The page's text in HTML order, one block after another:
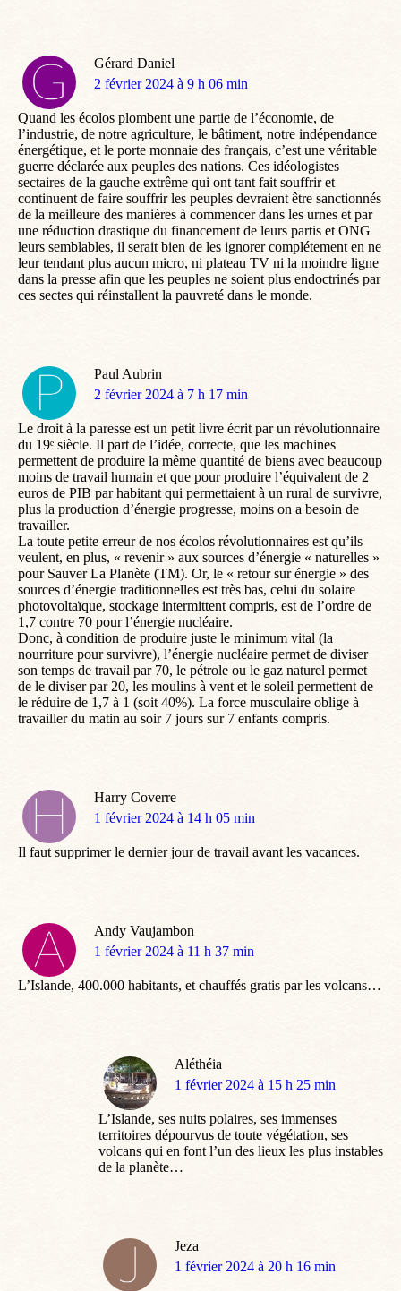
Gérard Daniel
dit
2 février 2024 à 9 h 06 min
Quand les écolos plombent une partie de l’économie, de
l’industrie, de notre agriculture, le bâtiment, notre indépendance
énergétique, et le porte monnaie des français, c’est une véritable
guerre déclarée aux peuples des nations. Ces idéologistes
sectaires de la gauche extrême qui ont tant fait souffrir et
continuent de faire souffrir les peuples devraient être sanctionnés
de la meilleure des manières à commencer dans les urnes et par
une réduction drastique du financement de leurs partis et ONG
leurs semblables, il serait bien de les ignorer complétement en ne
leur tendant plus aucun micro, ni plateau TV ni la moindre ligne
dans la presse afin que les peuples ne soient plus endoctrinés par
ces sectes qui réinstallent la pauvreté dans le monde.
Paul Aubrin
dit
2 février 2024 à 7 h 17 min
Le droit à la paresse est un petit livre écrit par un révolutionnaire
du 19ᵉ siècle. Il part de l’idée, correcte, que les machines
permettent de produire la même quantité de biens avec beaucoup
moins de travail humain et que pour produire l’équivalent de 2
euros de PIB par habitant qui permettaient à un rural de survivre,
plus la production d’énergie progresse, moins on a besoin de
travailler.
La toute petite erreur de nos écolos révolutionnaires est qu’ils
veulent, en plus, « revenir » aux sources d’énergie « naturelles »
pour Sauver La Planète (TM). Or, le « retour sur énergie » des
sources d’énergie traditionnelles est très bas, celui du solaire
photovoltaïque, stockage intermittent compris, est de l’ordre de
1,7 contre 70 pour l’énergie nucléaire.
Donc, à condition de produire juste le minimum vital (la
nourriture pour survivre), l’énergie nucléaire permet de diviser
son temps de travail par 70, le pétrole ou le gaz naturel permet
de le diviser par 20, les moulins à vent et le soleil permettent de
le réduire de 1,7 à 1 (soit 40%). La force musculaire oblige à
travailler du matin au soir 7 jours sur 7 enfants compris.
Harry Coverre
dit
1 février 2024 à 14 h 05 min
Il faut supprimer le dernier jour de travail avant les vacances.
Andy Vaujambon
dit
1 février 2024 à 11 h 37 min
L’Islande, 400.000 habitants, et chauffés gratis par les volcans…
Aléthéia
dit
1 février 2024 à 15 h 25 min
L’Islande, ses nuits polaires, ses immenses
territoires dépourvus de toute végétation, ses
volcans qui en font l’un des lieux les plus instables
de la planète…
Jeza
dit
1 février 2024 à 20 h 16 min